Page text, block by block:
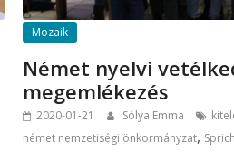
Mozaik
Német nyelvi
megemlékezés
2020-01-21 Sólya Emma
német nemzetiségi önkormányzat,